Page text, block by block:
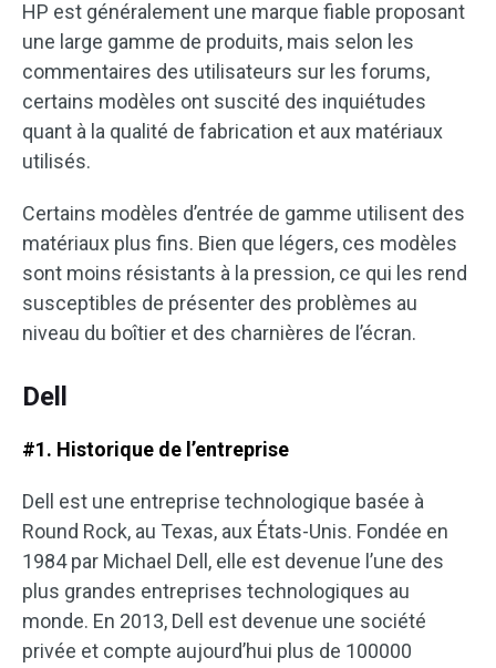
HP est généralement une marque fiable proposant
une large gamme de produits, mais selon les
commentaires des utilisateurs sur les forums,
certains modèles ont suscité des inquiétudes
quant à la qualité de fabrication et aux matériaux
utilisés.
Certains modèles d’entrée de gamme utilisent des
matériaux plus fins. Bien que légers, ces modèles
sont moins résistants à la pression, ce qui les rend
susceptibles de présenter des problèmes au
niveau du boîtier et des charnières de l’écran.
Dell
#1. Historique de l’entreprise
Dell est une entreprise technologique basée à
Round Rock, au Texas, aux États-Unis. Fondée en
1984 par Michael Dell, elle est devenue l’une des
plus grandes entreprises technologiques au
monde. En 2013, Dell est devenue une société
privée et compte aujourd’hui plus de 100000